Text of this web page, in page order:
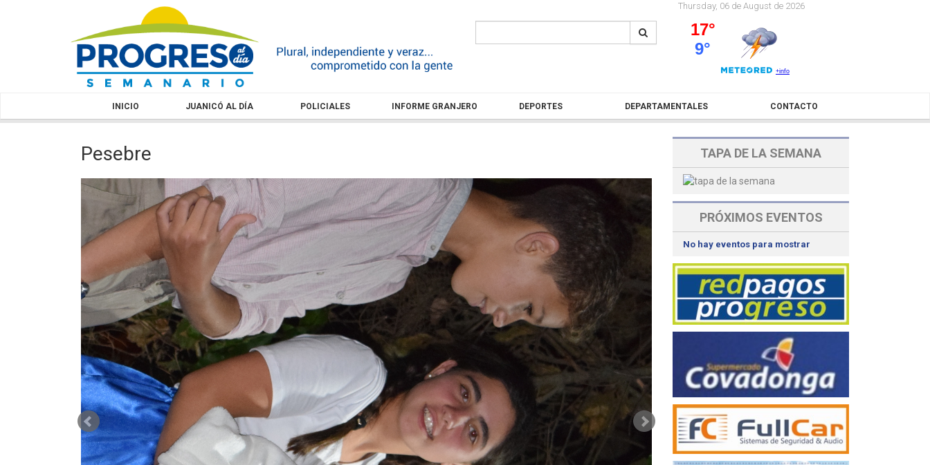
Thursday, 06 de August de 2026
INICIO JUANICÓ AL DÍA POLICIALES INFORME GRANJERO DEPORTES DEPARTAMENTALES CONTACTO
Pesebre TAPA DE LA SEMANA
PRÓXIMOS EVENTOS
No hay eventos para mostrar